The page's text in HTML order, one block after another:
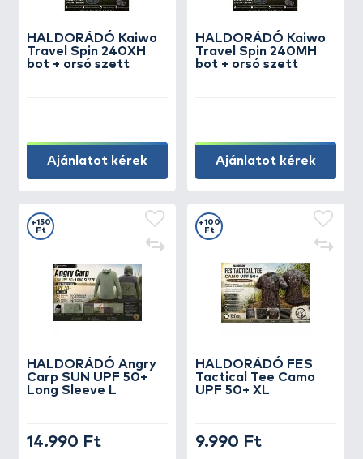
HALDORÁDÓ Kaiwo
Travel Spin 240XH
bot + orsó szett
Ajánlatot kérek
HALDORÁDÓ Kaiwo
Travel Spin 240MH
bot + orsó szett
Ajánlatot kérek
HALDORÁDÓ Angry
Carp SUN UPF 50+
Long Sleeve L
+150
Ft
14.990 Ft
HALDORÁDÓ FES
Tactical Tee Camo
UPF 50+ XL
+100
Ft
9.990 Ft